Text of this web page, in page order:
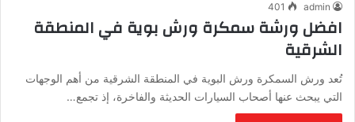
admin
401
افضل ورشة سمكرة ورش بوية في المنطقة
الشرقية
تُعد ورش السمكرة ورش البوية في المنطقة الشرقية من أهم الوجهات
التي يبحث عنها أصحاب السيارات الحديثة والفاخرة، إذ تجمع…